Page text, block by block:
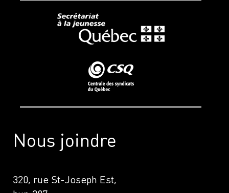
Nous joindre
320, rue St-Joseph Est,